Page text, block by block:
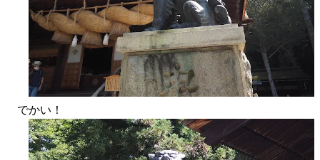
でかい！